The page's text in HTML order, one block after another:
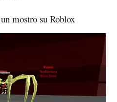
mostro su Roblox